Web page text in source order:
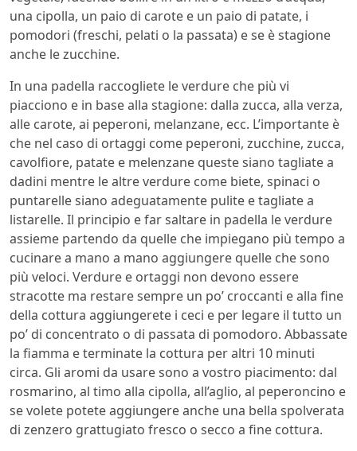
una cipolla, un paio di carote e un paio di patate, i
pomodori (freschi, pelati o la passata) e se è stagione
anche le zucchine.
In una padella raccogliete le verdure che più vi
piacciono e in base alla stagione: dalla zucca, alla verza,
alle carote, ai peperoni, melanzane, ecc. L’importante è
che nel caso di ortaggi come peperoni, zucchine, zucca,
cavolfiore, patate e melenzane queste siano tagliate a
dadini mentre le altre verdure come biete, spinaci o
puntarelle siano adeguatamente pulite e tagliate a
listarelle. Il principio e far saltare in padella le verdure
assieme partendo da quelle che impiegano più tempo a
cucinare a mano a mano aggiungere quelle che sono
più veloci. Verdure e ortaggi non devono essere
stracotte ma restare sempre un po’ croccanti e alla fine
della cottura aggiungerete i ceci e per legare il tutto un
po’ di concentrato o di passata di pomodoro. Abbassate
la fiamma e terminate la cottura per altri 10 minuti
circa. Gli aromi da usare sono a vostro piacimento: dal
rosmarino, al timo alla cipolla, all’aglio, al peperoncino e
se volete potete aggiungere anche una bella spolverata
di zenzero grattugiato fresco o secco a fine cottura.